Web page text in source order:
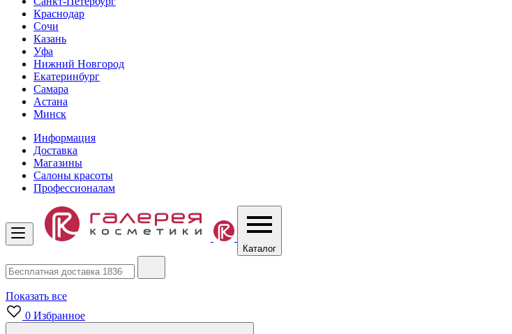
Краснодар
Сочи
Казань
Уфа
Нижний Новгород
Екатеринбург
Самара
Астана
Минск
Информация
Доставка
Магазины
Салоны красоты
Профессионалам
Каталог
Показать все
0 Избранное